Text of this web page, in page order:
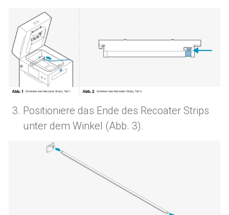
Positioniere das Ende des Recoater Strips
unter dem Winkel (Abb. 3).